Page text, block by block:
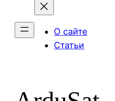
О сайте
Статьи